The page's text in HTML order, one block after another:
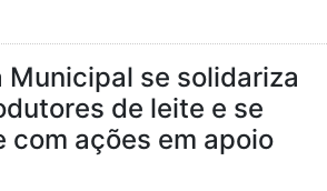
Municipal se solidariza
de leite e se
com ações em apoio